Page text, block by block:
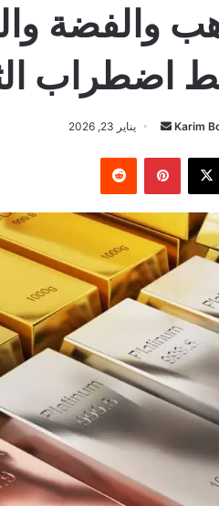
والفضة
اضطراب
Karim
أرسل
إلكترونيا
يناير 23, 2026
‫X بينتيريست